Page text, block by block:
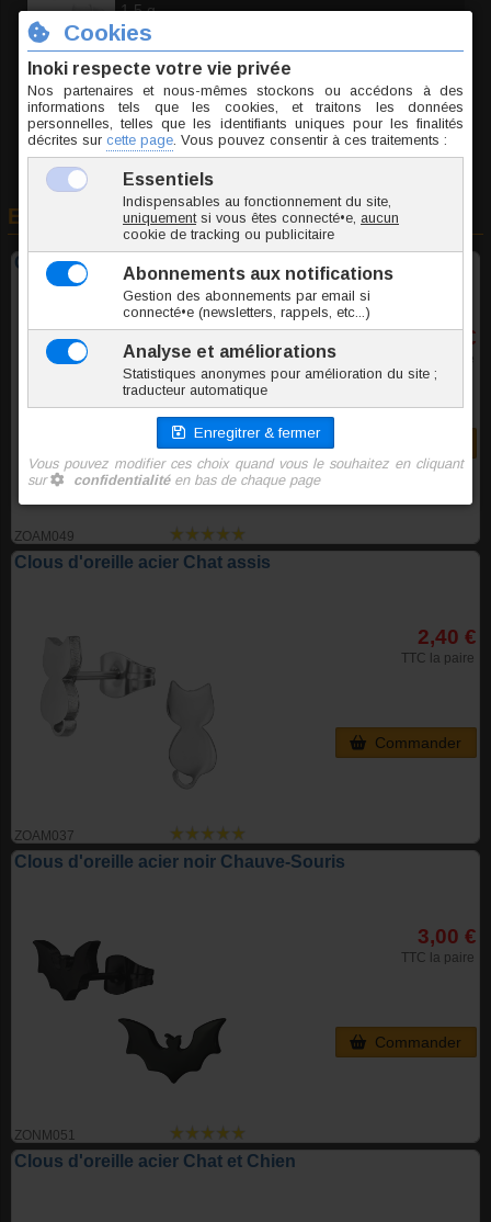
1.5 g
2.40 €
En rapport avec cet article
Clous d'oreille acier Kangourou
ZOAM049
2,40 €
TTC la paire
Clous d'oreille acier Chat assis
ZOAM037
2,40 €
TTC la paire
Commander
Clous d'oreille acier noir Chauve-Souris
ZONM051
3,00 €
TTC la paire
Commander
Clous d'oreille acier Chat et Chien